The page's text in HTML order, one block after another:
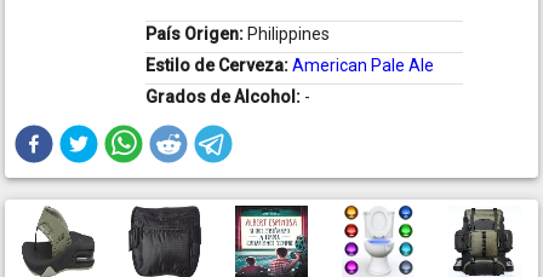
País Origen: Philippines
Estilo de Cerveza:American Pale Ale
Grados de Alcohol: -